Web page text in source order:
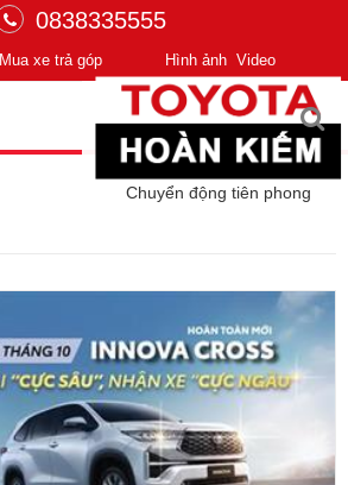
0838335555
Hình ảnh Video
Mua xe trả góp
Chuyển động tiên phong